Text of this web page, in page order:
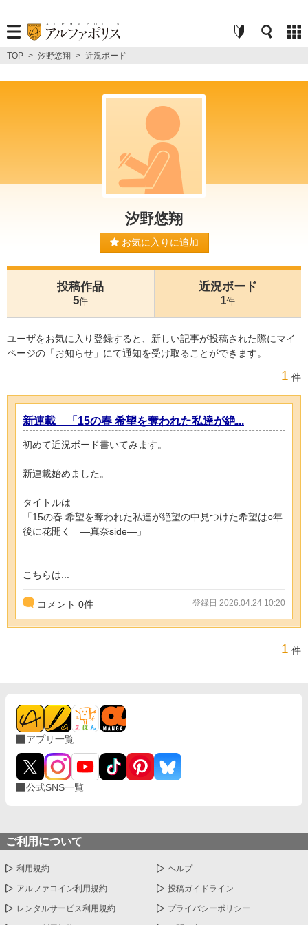
TOP > 汐野悠翔 > 近況ボード
汐野悠翔
お気に入りに追加
投稿作品
5件
近況ボード
1件
ユーザをお気に入り登録すると、新しい記事が投稿された際にマイ
ページの「お知らせ」にて通知を受け取ることができます。
1 件
新連載 「15の春 希望を奪われた私達が絶...
初めて近況ボード書いてみます。
新連載始めました。
タイトルは
「15の春 希望を奪われた私達が絶望の中見つけた希望は○年
後に花開く ―真奈side―」
こちらは...
コメント 0件 登録日 2026.04.24 10:20
1 件
アプリ一覧
公式SNS一覧
ご利用について
利用規約 ヘルプ
アルファコイン利用規約 投稿ガイドライン
レンタルサービス利用規約 プライバシーポリシー